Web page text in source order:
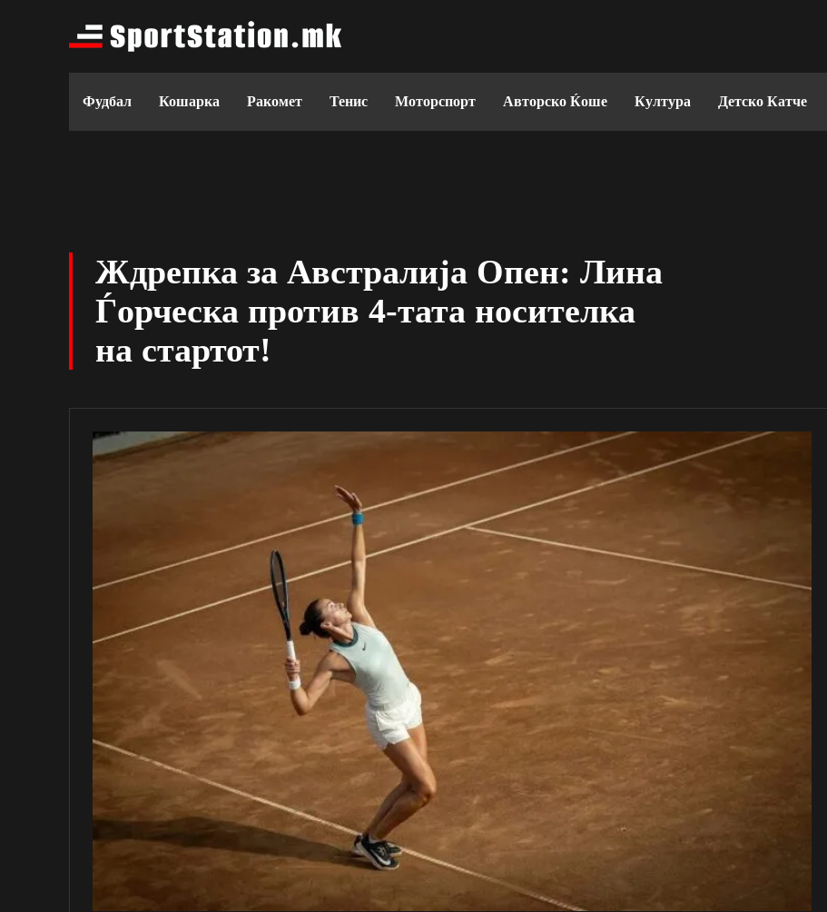
Фудбал Кошарка Ракомет Тенис Моторспорт Авторско Ќоше Култура Детско Катче
Ждрепка за Австралија Опен: Лина
Ѓорческа против 4-тата носителка
на стартот!